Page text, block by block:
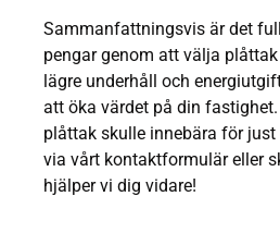
Sammanfattningsvis är det
pengar genom att välja
lägre underhåll och
att öka värdet på din
plåttak skulle innebära för
via vårt kontaktformulär eller
hjälper vi dig vidare!